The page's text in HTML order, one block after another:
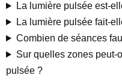
La lumière pulsée est-
La lumière pulsée fait-
Combien de séances
Sur quelles zones peut-
pulsée ?